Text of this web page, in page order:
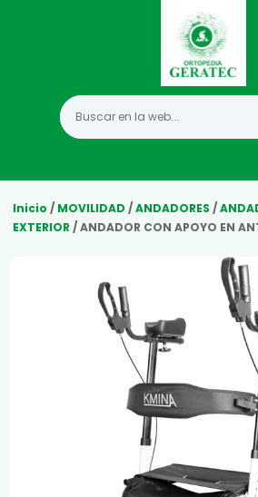
Movilidad
Compresión Médica
Fabricación a Medida
Inicio / MOVILIDAD /ANDADORES /
EXTERIOR / ANDADOR CON APOYO EN